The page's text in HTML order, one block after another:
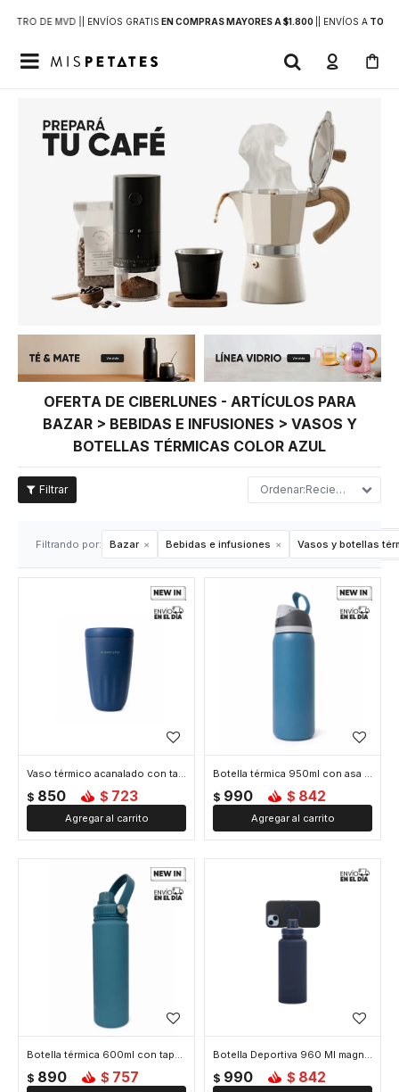
DE MVD | | ENVÍOS GRATIS EN COMPRAS MAYORES A $1.800 | ENVÍOS ATODO

OFERTA DE CIBERLUNES - ARTÍCULOS PARA
BAZAR > BEBIDAS E INFUSIONES > VASOS Y
BOTELLAS TÉRMICAS COLOR AZUL
Recientes
Filtrando por: Bazar Bebidas e infusiones Vasos y botellas
Vaso térmico acanalado con tapa 450ml - Azul
$ 850 $ 723
Botella térmica 950ml con asa - Azul
$ 990 $ 842
Botella térmica 600ml con tapa rosca y asa - Azul
$ 890 $ 757
Botella Deportiva 960 Ml magnética para celular - Azul
$ 990 $ 842